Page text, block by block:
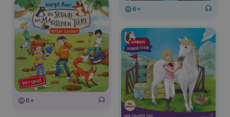
6+
6+